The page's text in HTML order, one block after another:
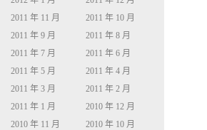
2011 年 11 月
2011 年 10 月
2011 年 9 月
2011 年 8 月
2011 年 7 月
2011 年 6 月
2011 年 5 月
2011 年 4 月
2011 年 3 月
2011 年 2 月
2011 年 1 月
2010 年 12 月
2010 年 11 月
2010 年 10 月